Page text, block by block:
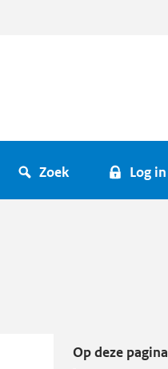
Zoek Log in
Op deze pagina